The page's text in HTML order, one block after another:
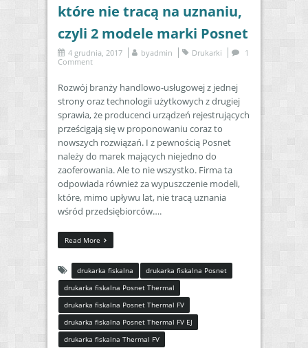
które nie tracą na uznaniu,
czyli 2 modele marki Posnet
4 grudnia, 2017 byadmin Drukarki
1
Comment
Rozwój branży handlowo-usługowej z jednej
strony oraz technologii użytkowych z drugiej
sprawia, że producenci urządzeń rejestrujących
prześcigają się w proponowaniu coraz to
nowszych rozwiązań. I z pewnością Posnet
należy do marek mających niejedno do
zaoferowania. Ale to nie wszystko. Firma ta
odpowiada również za wypuszczenie modeli,
które, mimo upływu lat, nie tracą uznania
wśród przedsiębiorców….
Read More
drukarka fiskalna
drukarka fiskalna Posnet
drukarka fiskalna Posnet Thermal
drukarka fiskalna Posnet Thermal FV
drukarka fiskalna Posnet Thermal FV EJ
drukarka fiskalna Thermal FV